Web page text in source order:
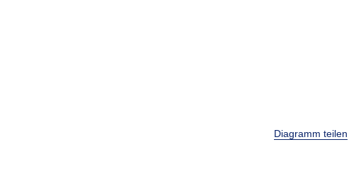
Diagramm teilen